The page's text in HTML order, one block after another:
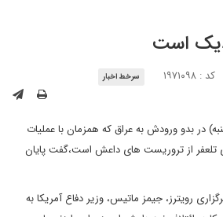
است
کد : ۱۹۷۱۰۹۸ سرخط اخبار
در بدو ورودش به عراق که همزمان با عملیات
تلعفر از تروریست های داعش است،گفت پایان
رویترز، جیمز ماتیس، وزیر دفاع آمریکا به